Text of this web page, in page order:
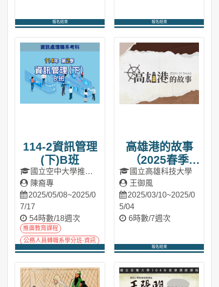
報名結束 報名結束
114-2資訊管理
(下)B班
國立空中大學推廣
教育處陳裔專
2025/05/08~2025/0
7/17
54時數/18週次
推廣教育課程
公務人員轉職系學分班-資訊
處理
高雄港的故事
（2025春季
班）
國立高雄科技大學
王御風
2025/03/10~2025/0
5/04
6時數/7週次
報名結束